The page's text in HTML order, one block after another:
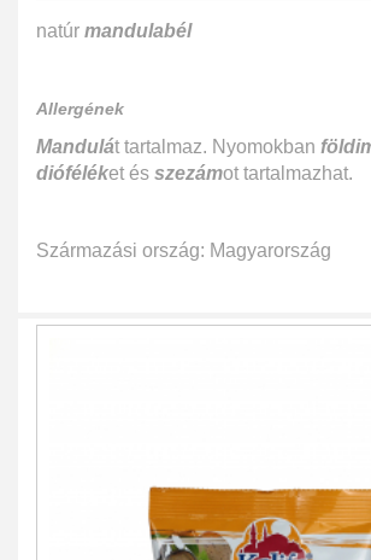
natúr mandulabél
Allergének
Mandulát tartalmaz. Nyomokban
dióféléket és szezámot tartalmazhat.
Származási ország: Magyarország